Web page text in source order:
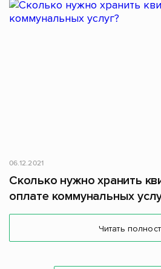
06.12.2021
Сколько нужно хранить
оплате коммунальных
Читать